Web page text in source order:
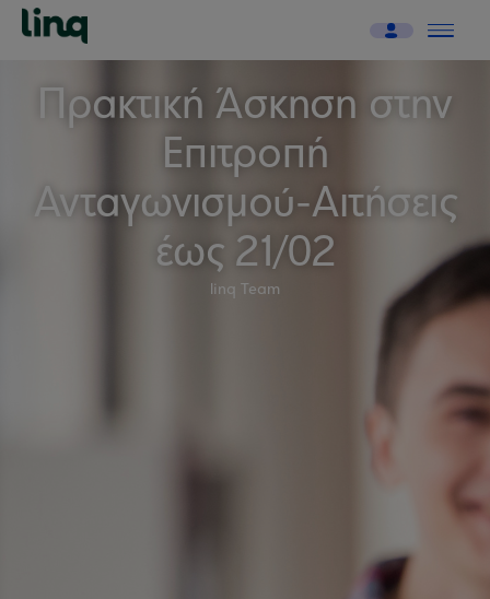
Πρακτική Άσκηση στην
Επιτροπή
Ανταγωνισμού-Αιτήσεις
έως 21/02
linq Team